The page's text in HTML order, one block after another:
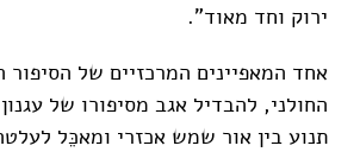
ירוק וחד מאוד".
אחד המאפיינים המרכזיים של הסיפור
החולני, להבדיל אגב מסיפורו של
תנוע בין אור שמש אכזרי ומאכֵּל